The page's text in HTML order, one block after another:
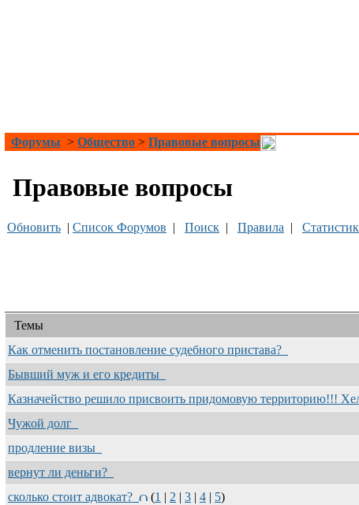
Форумы > Общество > Правовые вопросы
Правовые вопросы
Обновить | Список Форумов | Поиск | Правила |
Темы
Как отменить постановление судебного пристава?
Бывший муж и его кредиты
Казначейство решило присвоить придомовую территорию!!!
Чужой долг
продление визы
вернут ли деньги?
сколько стоит адвокат?
(1 | 2 | 3 | 4 | 5)